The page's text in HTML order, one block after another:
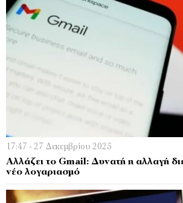
17:47 - 27 Δεκεμβρίου 2025
Αλλάζει το Gmail: Δυνατή η αλλαγή
νέο λογαριασμό